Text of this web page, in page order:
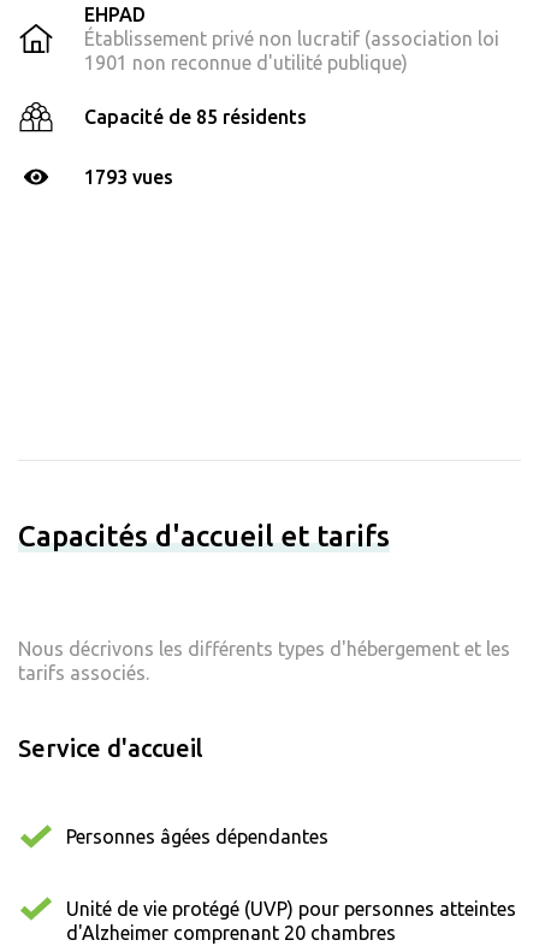
EHPAD
Établissement privé non lucratif (association loi
1901 non reconnue d'utilité publique)
Capacité de 85 résidents
1793 vues
Capacités d'accueil et tarifs
Nous décrivons les différents types d'hébergement et les
tarifs associés.
Service d'accueil
Personnes âgées dépendantes
Unité de vie protégé (UVP) pour personnes atteintes
d'Alzheimer comprenant 20 chambres